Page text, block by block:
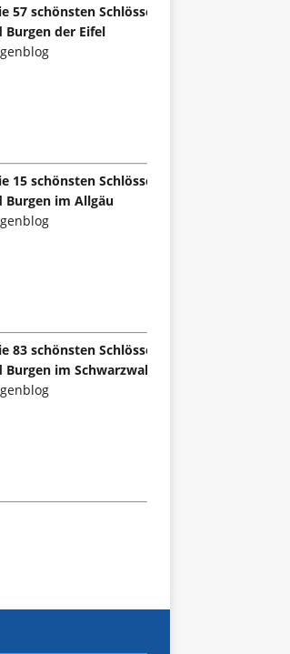
57 schönsten Schlösser
Burgen der Eifel
15 schönsten Schlösser
Burgen im Allgäu
83 schönsten Schlösser
Burgen im Schwarzwald